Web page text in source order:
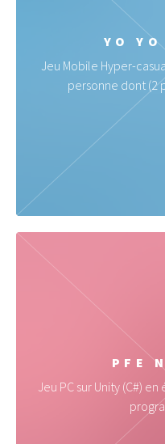
YO YO
Jeu Mobile Hyper-
personne dont (2
PFE
Jeu PC sur Unity (C#)